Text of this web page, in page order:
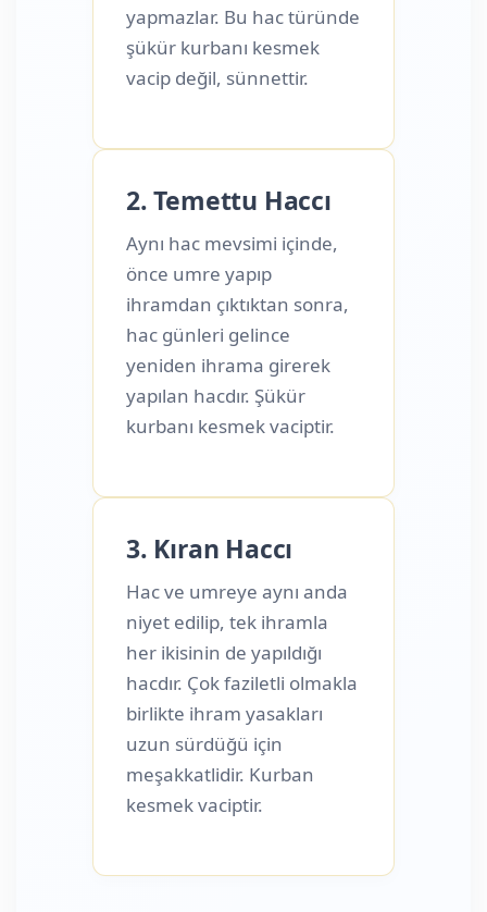
yapmazlar. Bu hac türünde
şükür kurbanı kesmek
vacip değil, sünnettir.
2. Temettu Haccı
Aynı hac mevsimi içinde,
önce umre yapıp
ihramdan çıktıktan sonra,
hac günleri gelince
yeniden ihrama girerek
yapılan hacdır. Şükür
kurbanı kesmek vaciptir.
3. Kıran Haccı
Hac ve umreye aynı anda
niyet edilip, tek ihramla
her ikisinin de yapıldığı
hacdır. Çok faziletli olmakla
birlikte ihram yasakları
uzun sürdüğü için
meşakkatlidir. Kurban
kesmek vaciptir.